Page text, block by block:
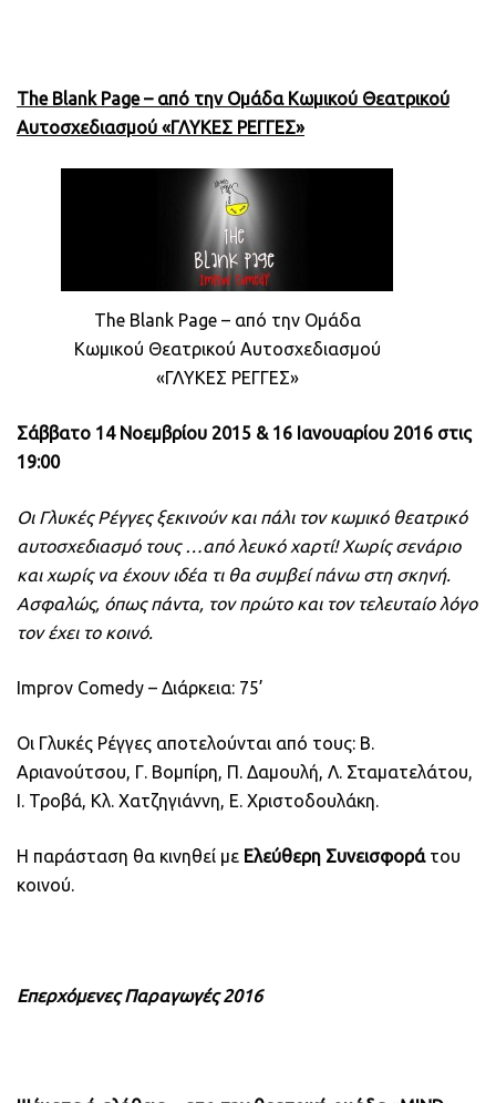
The Blank Page – από την Ομάδα Κωμικού Θεατρικού
Αυτοσχεδιασμού «ΓΛΥΚΕΣ ΡΕΓΓΕΣ»
The Blank Page – από την Ομάδα
Κωμικού Θεατρικού Αυτοσχεδιασμού
«ΓΛΥΚΕΣ ΡΕΓΓΕΣ»
Σάββατο 14 Νοεμβρίου 2015 & 16 Ιανουαρίου 2016 στις
19:00
Οι Γλυκές Ρέγγες ξεκινούν και πάλι τον κωμικό θεατρικό
αυτοσχεδιασμό τους …από λευκό χαρτί! Χωρίς σενάριο
και χωρίς να έχουν ιδέα τι θα συμβεί πάνω στη σκηνή.
Ασφαλώς, όπως πάντα, τον πρώτο και τον τελευταίο λόγο
τον έχει το κοινό.
Improv Comedy – Διάρκεια: 75’
Οι Γλυκές Ρέγγες αποτελούνται από τους: Β.
Αριανούτσου, Γ. Βομπίρη, Π. Δαμουλή, Λ. Σταματελάτου,
Ι. Τροβά, Κλ. Χατζηγιάννη, Ε. Χριστοδουλάκη.
Η παράσταση θα κινηθεί με Ελεύθερη Συνεισφορά του
κοινού.
Επερχόμενες Παραγωγές 2016